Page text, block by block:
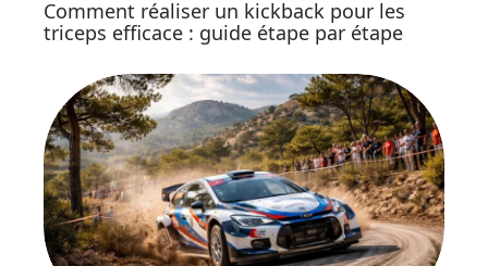
Comment réaliser un kickback pour les
triceps efficace : guide étape par étape